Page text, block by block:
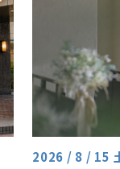
2026 / 8 / 15